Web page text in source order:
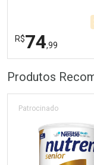
R$74,99
Laboratório
Por Menos
Produtos
Patrocinado